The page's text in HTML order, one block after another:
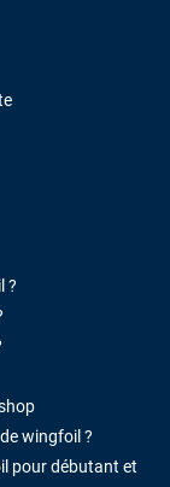
?
wingfoil ?
pour débutant et